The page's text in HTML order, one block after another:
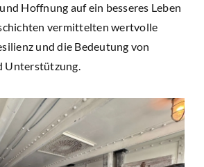
Hoffnung auf ein besseres Leben
vermittelten wertvolle
und die Bedeutung von
Unterstützung.